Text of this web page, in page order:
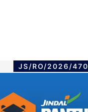
JS/RO/2026/470